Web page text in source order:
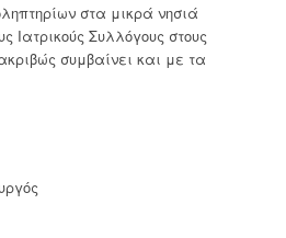
στα μικρά νησιά
Ιατρικούς Συλλόγους στους
συμβαίνει και με τα